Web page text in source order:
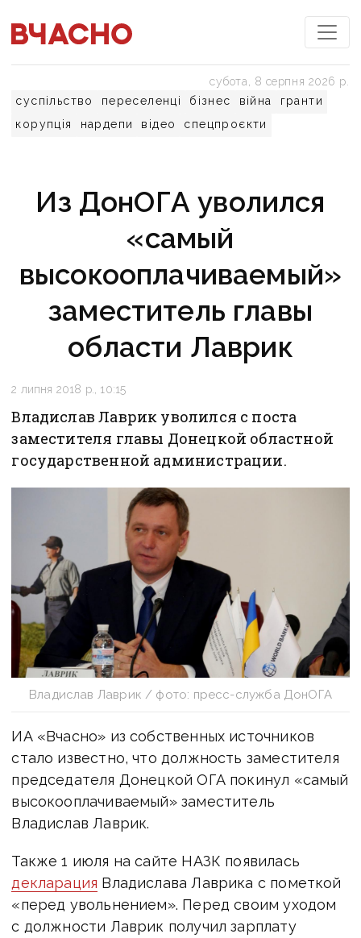
суспільство переселенці бізнес війна
гранти
корупція
нардепи відео спецпроєкти
субота, 8 серпня 2026 р.
Из ДонОГА уволился
«самый
высокооплачиваемый»
заместитель главы
области Лаврик
2 липня 2018 р., 10:15
Владислав Лаврик уволился с поста
заместителя главы Донецкой областной
государственной администрации.
Владислав Лаврик / фото: пресс-служба ДонОГА
ИА «Вчасно» из собственных источников
стало известно, что должность заместителя
председателя Донецкой ОГА покинул «самый
высокооплачиваемый» заместитель
Владислав Лаврик.
Также 1 июля на сайте НАЗК появилась
декларация Владислава Лаврика с пометкой
«перед увольнением». Перед своим уходом
с должности Лаврик получил зарплату